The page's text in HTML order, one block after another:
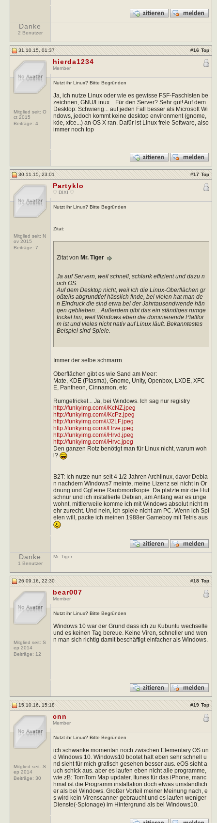
Danke
2 Benutzer
31.10.15, 01:37 #16 Top
Mitglied seit: O
ct 2015
Beiträge: 4
hierda1234
Member
Nutzt ihr Linux? Bitte Begründen
Ja, ich nutze Linux oder wie es gewisse FSF-Faschisten be
zeichnen, GNU/Linux... Für den Server? Sehr gut! Auf dem
Desktop: Schwierig... auf jeden Fall besser als Microsoft Wi
ndows, jedoch kommt keine desktop environment (gnome,
kde, xfce...) an OS X ran. Dafür ist Linux freie Software, also
immer noch top
30.11.15, 23:01 #17 Top
Mitglied seit: N
ov 2015
Beiträge: 7
Partyklo
♡ DIXI ♡
Nutzt ihr Linux? Bitte Begründen
Zitat:
Zitat von Mr. Tiger
Ja auf Servern, weil schnell, schlank effizient und dazu n
och OS.
Auf dem Desktop nicht, weil ich die Linux-Oberflächen gr
oßteils abgrundtief hässlich finde, bei vielen hat man de
n Eindruck die sind etwa bei der Jahrtausendwende hän
gen geblieben... Außerdem gibt das ein ständiges rumge
frickel hin, weil Windows eben die dominierende Plattfor
m ist und vieles nicht nativ auf Linux läuft. Bekanntestes
Beispiel sind Spiele.
Immer der selbe schmarrn.
Oberflächen gibt es wie Sand am Meer:
Mate, KDE (Plasma), Gnome, Unity, Openbox, LXDE, XFC
E, Pantheon, Cinnamon, etc
Rumgefrickel... Ja, bei Windows. Ich sag nur registry
http://funkyimg.com/i/KcNZ.jpeg
http://funkyimg.com/i/KcPz.jpeg
http://funkyimg.com/i/J2LF.jpeg
http://funkyimg.com/i/Hrve.jpeg
http://funkyimg.com/i/Hrvd.jpeg
http://funkyimg.com/i/Hrvc.jpeg
Den ganzen Rotz benötigt man für Linux nicht, warum woh
l?
B2T: Ich nutze nun seit 4 1/2 Jahren Archlinux, davor Debia
n nachdem Windows7 meinte, meine Lizenz sei nicht in Or
dnung und Ggf eine Raubmordkopie. Da platzte mir die Hut
schnur und ich installierte Debian, am Anfang war es unge
wohnt, mittlerweile komme ich mit Windows absolut nicht m
ehr zurecht. Und nein, ich spiele nicht am PC. Wenn ich Spi
elen will, packe ich meinen 1988er Gameboy mit Tetris aus
Danke
1 Benutzer
Mr. Tiger
26.09.16, 22:30 #18 Top
Mitglied seit: S
ep 2014
Beiträge: 12
bear007
Member
Nutzt ihr Linux? Bitte Begründen
Windows 10 war der Grund dass ich zu Kubuntu wechselte
und es keinen Tag bereue. Keine Viren, schneller und wen
n man sich richtig damit beschäftigt einfacher als Windows.
15.10.16, 15:18 #19 Top
Mitglied seit: S
ep 2014
Beiträge: 30
cnn
Member
Nutzt ihr Linux? Bitte Begründen
ich schwanke momentan noch zwischen Elementary OS un
d Windows 10. Windows10 bootet halt eben sehr schnell u
nd sieht für mich grafisch gesehen besser aus. eOS sieht a
uch schick aus. aber es laufen eben nicht alle programme,
wie zB: TomTom Map updater, Itunes für das iPhone, manc
hmal ist die Programm installation doch etwas umständlich
er als bei Windows. Großer Vorteil meiner Meinung nach, e
s wird kein Virenscanner gebraucht und es laufen weniger
Dienste(-Spionage) im Hintergrund als bei Windows10.